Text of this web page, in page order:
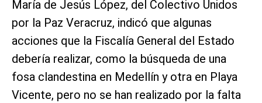
María de Jesús López, del Colectivo Unidos
por la Paz Veracruz, indicó que algunas
acciones que la Fiscalía General del Estado
debería realizar, como la búsqueda de una
fosa clandestina en Medellín y otra en Playa
Vicente, pero no se han realizado por la falta